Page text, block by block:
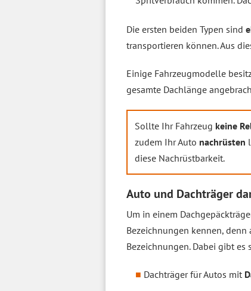
Die ersten beiden Typen sind
transportieren können. Aus
Einige Fahrzeugmodelle
gesamte Dachlänge
Sollte Ihr Fahrzeug keine
zudem Ihr Auto nachrüsten
diese Nachrüstbarkeit.
Auto und Dachträger
Um in einem
Bezeichnungen kennen,
Bezeichnungen. Dabei gibt
Dachträger für Autos mit